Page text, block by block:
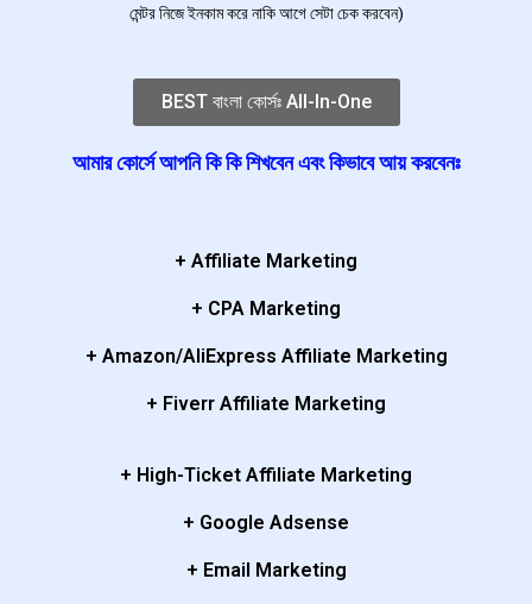
মেন্টর নিজে ইনকাম করে নাকি আগে সেটা চেক করবেন)
BEST বাংলা কোর্সঃ All-In-One
আমার কোর্সে আপনি কি কি শিখবেন এবং কিভাবে আয় করবেনঃ
+ Affiliate Marketing
+ CPA Marketing
+ Amazon/AliExpress Affiliate Marketing
+ Fiverr Affiliate Marketing
+ High-Ticket Affiliate Marketing
+ Google Adsense
+ Email Marketing